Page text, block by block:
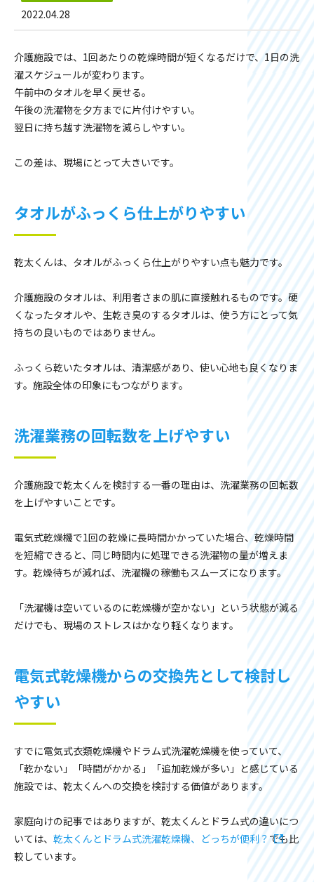
2022.04.28
介護施設では、1回あたりの乾燥時間が短くなるだけで、1日の洗
濯スケジュールが変わります。
午前中のタオルを早く戻せる。
午後の洗濯物を夕方までに片付けやすい。
翌日に持ち越す洗濯物を減らしやすい。
この差は、現場にとって大きいです。
タオルがふっくら仕上がりやすい
乾太くんは、タオルがふっくら仕上がりやすい点も魅力です。
介護施設のタオルは、利用者さまの肌に直接触れるものです。硬
くなったタオルや、生乾き臭のするタオルは、使う方にとって気
持ちの良いものではありません。
ふっくら乾いたタオルは、清潔感があり、使い心地も良くなりま
す。施設全体の印象にもつながります。
洗濯業務の回転数を上げやすい
介護施設で乾太くんを検討する一番の理由は、洗濯業務の回転数
を上げやすいことです。
電気式乾燥機で1回の乾燥に長時間かかっていた場合、乾燥時間
を短縮できると、同じ時間内に処理できる洗濯物の量が増えま
す。乾燥待ちが減れば、洗濯機の稼働もスムーズになります。
「洗濯機は空いているのに乾燥機が空かない」という状態が減る
だけでも、現場のストレスはかなり軽くなります。
電気式乾燥機からの交換先として検討し
やすい
すでに電気式衣類乾燥機やドラム式洗濯乾燥機を使っていて、
「乾かない」「時間がかかる」「追加乾燥が多い」と感じている
施設では、乾太くんへの交換を検討する価値があります。
家庭向けの記事ではありますが、乾太くんとドラム式の違いにつ
いては、 乾太くんとドラム式洗濯乾燥機、どっちが便利？でも比
較しています。